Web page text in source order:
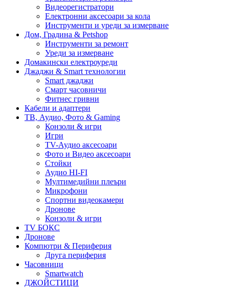
Видеорегистратори
Електронни аксесоари за кола
Инструменти и уреди за измерване
Дом, Градина & Petshop
Инструменти за ремонт
Уреди за измерване
Домакински електроуреди
Джаджи & Smart технологии
Smart джаджи
Смарт часовничи
Фитнес гривни
Кабели и адаптери
ТВ, Аудио, Фото & Gaming
Конзоли & игри
Игри
TV-Аудио аксесоари
Фото и Видео аксесоари
Стойки
Аудио HI-FI
Мултимедийни плеъри
Микрофони
Спортни видеокамери
Дронове
Конзоли & игри
TV БОКС
Дронове
Компютри & Периферия
Друга периферия
Часовници
Smartwatch
ДЖОЙСТИЦИ